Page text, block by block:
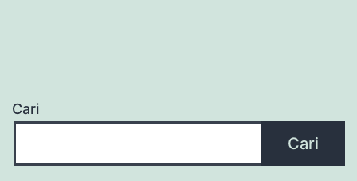
Cari
Cari